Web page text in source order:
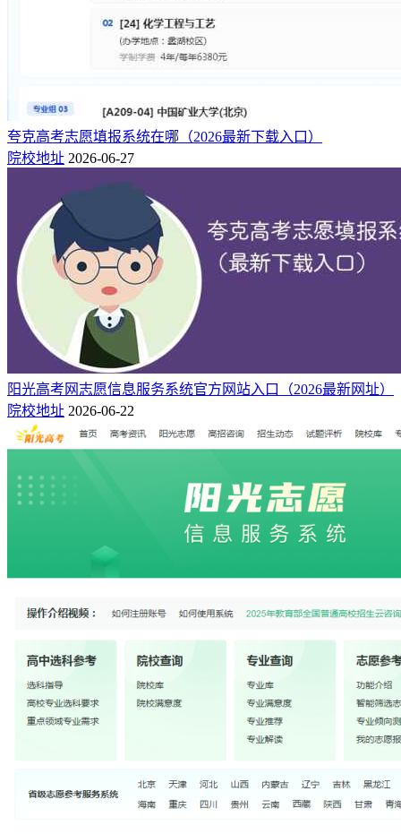
夸克高考志愿填报系统在哪（2026最新下载入口）
院校地址 2026-06-27
阳光高考网志愿信息服务系统官方网站入口（2026最新网址）
院校地址 2026-06-22